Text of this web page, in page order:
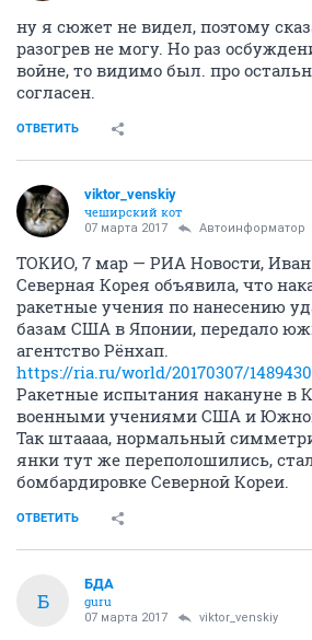
ну я сюжет не видел, поэтому
разогрев не могу. Но раз
войне, то видимо был. про
согласен.
ОТВЕТИТЬ
viktor_venskiy
чеширский кот
07 марта 2017 Автоинформатор
ТОКИО, 7 мар — РИА Новости, Иван
Северная Корея объявила, что
ракетные учения по нанесению
базам США в Японии, передало
агентство Рёнхап.
https://ria.ru/world/20170307/
Ракетные испытания накануне в
военными учениями США и
Так штаааа, нормальный
янки тут же переполошились,
бомбардировке Северной Кореи.
ОТВЕТИТЬ
Б
БДА
guru
07 марта 2017 viktor_venskiy